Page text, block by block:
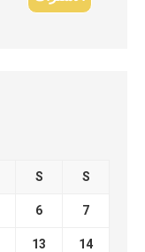
S S
6 7
13 14